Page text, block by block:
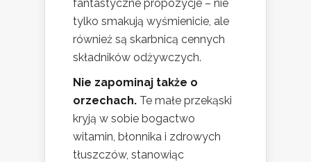
fantastyczne propozycje – nie
tylko smakują wyśmienicie, ale
również są skarbnicą cennych
składników odżywczych.
Nie zapominaj także o
orzechach. Te małe przekąski
kryją w sobie bogactwo
witamin, błonnika i zdrowych
tłuszczów, stanowiąc